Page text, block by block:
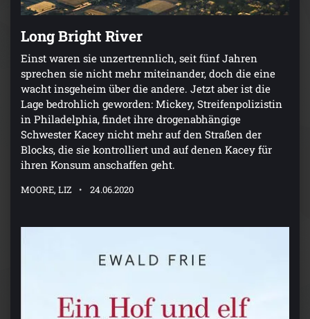
Long Bright River
Einst waren sie unzertrennlich, seit fünf Jahren
sprechen sie nicht mehr miteinander, doch die eine
wacht insgeheim über die andere. Jetzt aber ist die
Lage bedrohlich geworden: Mickey, Streifenpolizistin
in Philadelphia, findet ihre drogenabhängige
Schwester Kacey nicht mehr auf den Straßen der
Blocks, die sie kontrolliert und auf denen Kacey für
ihren Konsum anschaffen geht.
MOORE, LIZ 24.06.2020